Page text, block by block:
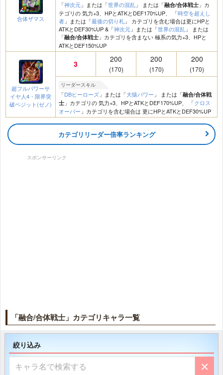
合体ザマス
「神次元 」または「世界の混乱 」 または「融合/合体戦士 」カ
テゴリの 気力+3、HPとATKとDEF170%UP、 「時空を超えし
者 」または「最後の切り札 」 カテゴリを含む場合は更にHPと
ATKとDEF30%UP &「神次元 」または「世界の混乱 」 または
「融合/合体戦士 」カテゴリを含まない 極系の気力+3、HPと
ATKとDEF150%UP
超フルパワーサ
イヤ人4・限界突
破ベジット(ゼノ)
3 200
(170)
200
(170)
200
(170)
リーダースキル
「DBヒーローズ 」または「大猿パワー 」 または「融合/合体戦
士 」カテゴリの 気力+3、HPとATKとDEF170%UP、 「クロス
オーバー 」カテゴリを含む場合は 更にHPとATKとDEF30%UP
カテゴリリーダー倍率ランキング
スポンサーリンク
「融合/合体戦士」カテゴリキャラ一覧
絞り込み
×